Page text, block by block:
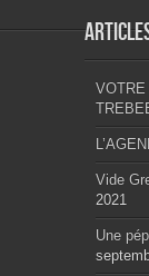
VOTRE
Vide
2021
Une